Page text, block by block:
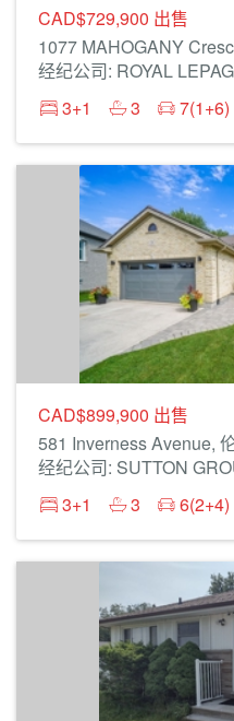
CAD$729,900 出售
1077 MAHOGANY
经纪公司: ROYAL
3+1
3 7(1+6)
CAD$899,900 出售
581 Inverness Avenue,
经纪公司: SUTTON
3+1
3 6(2+4)